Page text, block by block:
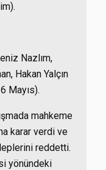
Nazlım,
Hakan Yalçın
Mayıs).
mahkeme
karar verdi ve
reddetti.
yönündeki